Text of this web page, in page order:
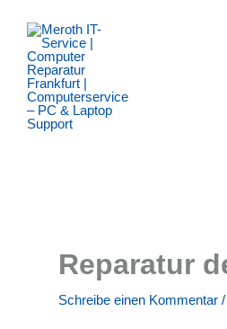
Inhalt
springen
Reparatur
Schreibe einen Kommentar